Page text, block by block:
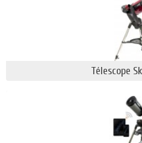
De nombreux astronomes
pouvoir observer les
notre ciel profond (galaxie
fin fond du cosmos,…), les
anneaux de Saturne, les
savent qu’ils combleront
télescope Celestron
C8, C9 ou même les
Télescope